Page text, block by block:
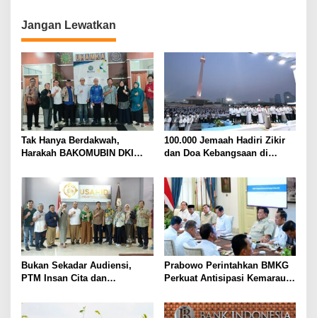
g
a
s
i
p
o
s
Jangan Lewatkan
Tak Hanya Berdakwah,
Harakah BAKOMUBIN DKI
Advokasi dan Paralegal
Bersama LKLH FH UHAMKA
100.000 Jemaah Hadiri Zikir
dan Doa Kebangsaan di
Kemerdekaan Indonesia
Bukan Sekadar Audiensi,
PTM Insan Cita dan
Kolaborasi Open Turnamen
Prabowo Perintahkan BMKG
Perkuat Antisipasi Kemarau